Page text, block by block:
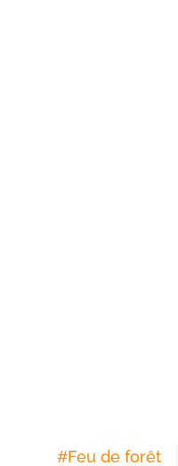
#Feu de forêt